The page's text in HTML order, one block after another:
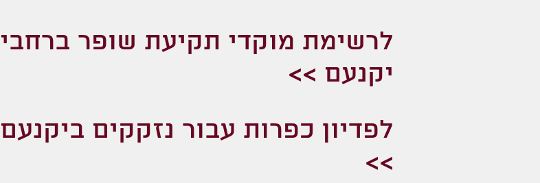
לרשימת מוקדי תקיעת שופר ברחבי
יקנעם >>
לפדיון כפרות עבור נזקקים ביקנעם
>>